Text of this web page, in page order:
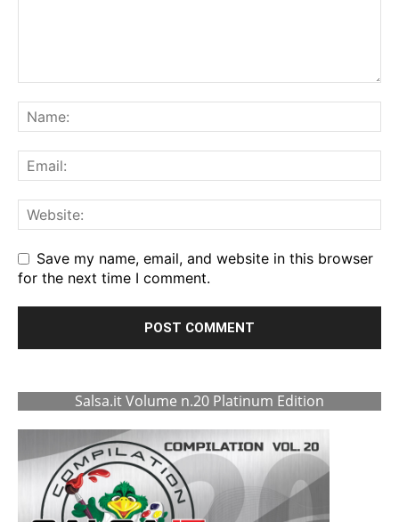
Save my name, email, and website in this browser
for the next time I comment.
Salsa.it Volume n.20 Platinum Edition